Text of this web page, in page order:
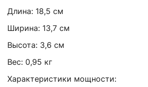
Длина: 18,5 см
Ширина: 13,7 см
Высота: 3,6 см
Вес: 0,95 кг
Характеристики мощности: